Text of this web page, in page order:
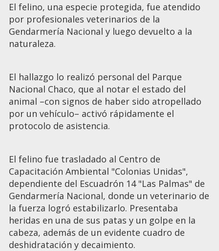
El felino, una especie protegida, fue atendido
por profesionales veterinarios de la
Gendarmería Nacional y luego devuelto a la
naturaleza.
El hallazgo lo realizó personal del Parque
Nacional Chaco, que al notar el estado del
animal –con signos de haber sido atropellado
por un vehículo– activó rápidamente el
protocolo de asistencia.
El felino fue trasladado al Centro de
Capacitación Ambiental "Colonias Unidas",
dependiente del Escuadrón 14 "Las Palmas" de
Gendarmería Nacional, donde un veterinario de
la fuerza logró estabilizarlo. Presentaba
heridas en una de sus patas y un golpe en la
cabeza, además de un evidente cuadro de
deshidratación y decaimiento.